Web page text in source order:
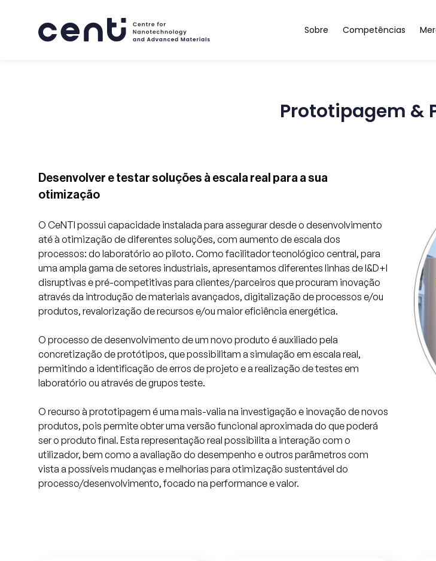
Sobre
Parceiros/Clientes
Competências
Soluções
Microfabricação &
Mercados
Serviços
Projetos
Emprego
EN
Prototipagem &
Desenvolver e testar soluções à escala real para a sua
otimização
O CeNTI possui capacidade instalada para assegurar desde o desenvolvimento
até à otimização de diferentes soluções, com aumento de escala dos
processos: do laboratório ao piloto. Como facilitador tecnológico central, para
uma ampla gama de setores industriais, apresentamos diferentes linhas de I&D+I
disruptivas e pré-competitivas para clientes/parceiros que procuram inovação
através da introdução de materiais avançados, digitalização de processos e/ou
produtos, revalorização de recursos e/ou maior eficiência energética.
O processo de desenvolvimento de um novo produto é auxiliado pela
concretização de protótipos, que possibilitam a simulação em escala real,
permitindo a identificação de erros de projeto e a realização de testes em
laboratório ou através de grupos teste.
O recurso à prototipagem é uma mais-valia na investigação e inovação de novos
produtos, pois permite obter uma versão funcional aproximada do que poderá
ser o produto final. Esta representação real possibilita a interação com o
utilizador, bem como a avaliação do desempenho e outros parâmetros com
vista a possíveis mudanças e melhorias para otimização sustentável do
processo/desenvolvimento, focado na performance e valor.